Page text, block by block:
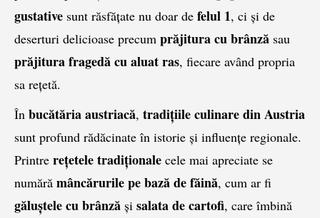
gustative sunt răsfățate nu doar de felul 1, ci și de
deserturi delicioase precum prăjitura cu brânză sau
prăjitura fragedă cu aluat ras, fiecare având propria
sa rețetă.
În bucătăria austriacă, tradițiile culinare din Austria
sunt profund rădăcinate în istorie și influențe regionale.
Printre rețetele tradiționale cele mai apreciate se
numără mâncărurile pe bază de făină, cum ar fi
găluștele cu brânză și salata de cartofi, care îmbină